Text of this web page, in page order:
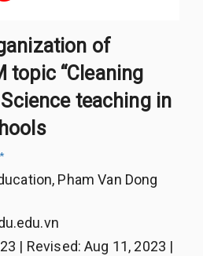
of
topic “Cleaning
teaching in
*
Pham Van Dong
| Revised: Aug 11, 2023 |